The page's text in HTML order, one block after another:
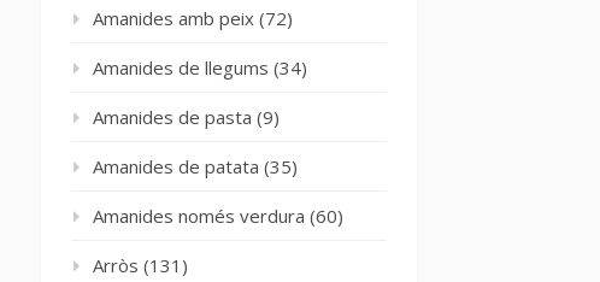
Amanides amb peix (72)
Amanides de llegums (34)
Amanides de pasta (9)
Amanides de patata (35)
Amanides només verdura (60)
Arròs (131)